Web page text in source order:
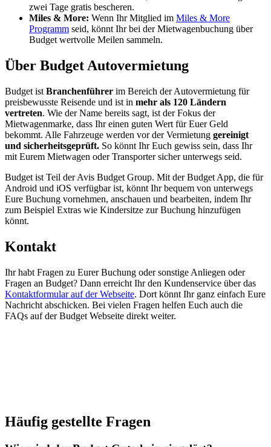
zwei Tage gratis bescheren.
Miles & More: Wenn Ihr Mitglied im Miles & More
Programm seid, könnt Ihr bei der Mietwagenbuchung über
Budget wertvolle Meilen sammeln.
Über Budget Autovermietung
Budget ist Branchenführer im Bereich der Autovermietung für
preisbewusste Reisende und ist in mehr als 120 Ländern
vertreten. Wie der Name bereits sagt, ist der Fokus der
Mietwagenmarke, dass Ihr einen guten Wert für Euer Geld
bekommt. Alle Fahrzeuge werden vor der Vermietung gereinigt
und sicherheitsgeprüft. So könnt Ihr Euch gewiss sein, dass Ihr
mit Eurem Mietwagen oder Transporter sicher unterwegs seid.
Budget ist Teil der Avis Budget Group. Mit der Budget App, die für
Android und iOS verfügbar ist, könnt Ihr bequem von unterwegs
Eure Buchung vornehmen, anschauen und bearbeiten, indem Ihr
zum Beispiel Extras wie Kindersitze zur Buchung hinzufügen
könnt.
Kontakt
Ihr habt Fragen zu Eurer Buchung oder sonstige Anliegen oder
Fragen an Budget? Dann erreicht Ihr den Kundenservice über das
Kontaktformular auf der Webseite. Dort könnt Ihr ganz einfach Eure
Nachricht abschicken. Bei vielen Fragen helfen Euch auch die
FAQs auf der Budget Webseite direkt weiter.
Häufig gestellte Fragen